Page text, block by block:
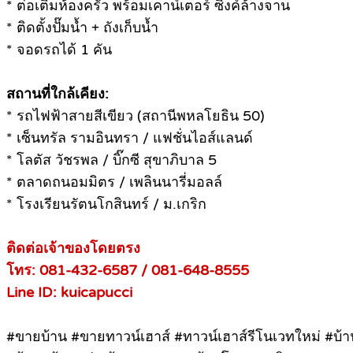
* ต่อเติมห้องครัว พร้อมเคาน์เตอร์ ซิงค์ล้างจาน
* ติดตั้งปั๊มน้ำ + ถังเก็บน้ำ
* จอดรถได้ 1 คัน
สถานที่ใกล้เคียง:
* รถไฟฟ้าสายสีเขียว (สถานีพหลโยธิน 50)
* เซ็นทรัล รามอินทรา / แฟชั่นไอส์แลนด์
* โลตัส วัชรพล / บิ๊กซี สุขาภิบาล 5
* ตลาดถนอมมิตร / เพลินนารี่มอลล์
* โรงเรียนรัตนโกสินทร์ / ม.เกริก
ติดต่อเจ้าของโดยตรง
โทร: 081-432-6587 / 081-648-8555
Line ID: kuicapucci
#ขายบ้าน #ขายทาวน์เฮาส์ #ทาวน์เฮาส์รีโนเวทใหม่ #บ้